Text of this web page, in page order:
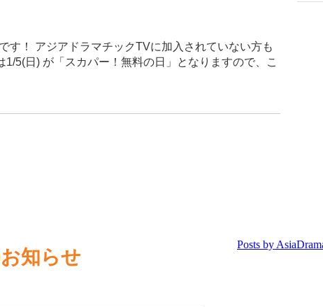
す！ アジアドラマチックTVに加入されていない方も
5(日) が「スカパー！無料の日」となりますので、こ
知らせ